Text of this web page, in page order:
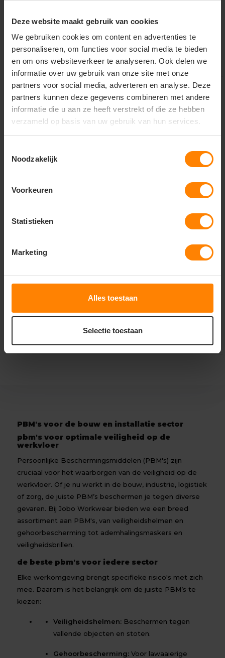
Deze website maakt gebruik van cookies
We gebruiken cookies om content en advertenties te
personaliseren, om functies voor social media te bieden
en om ons websiteverkeer te analyseren. Ook delen we
informatie over uw gebruik van onze site met onze
partners voor social media, adverteren en analyse. Deze
partners kunnen deze gegevens combineren met andere
informatie die u aan ze heeft verstrekt of die ze hebben
verzameld op basis van uw gebruik van hun services.
Noodzakelijk
Voorkeuren
Statistieken
Marketing
Alles toestaan
Selectie toestaan
50,87 Excl. btw
Bekijken
51,- Excl. btw
Bekijken
Met of zonder bedrukking
Bekijken
Oordoppen zonder
Eigenschap: Hoge kwaliteit
78,65
Bekijken
PBM's voor de bouw en installatie sector
pbm's voor optimale veiligheid op de
werkvloer
Persoonlijke Beschermingsmiddelen (PBM's) zijn
cruciaal voor het waarborgen van de veiligheid op de
werkvloer. Of je nu werkt in de bouw, industrie, logistiek
of zorg, de juiste PBM’s beschermen je tegen diverse
gevaren. Bij Jobo Workwear bieden we een breed
assortiment aan PBM's, van veiligheidshelmen en
gehoorbescherming tot ademhalingsmaskers en
veiligheidsbrillen.
de beste pbm's voor iedere sector
Elke werkomgeving brengt specifieke risico's met zich
mee. Daarom is het belangrijk om de juiste PBM’s te
kiezen:
Veiligheidshelmen: Beschermen tegen
vallende objecten en stoten.
Gehoorbescherming: Voor lawaaierige